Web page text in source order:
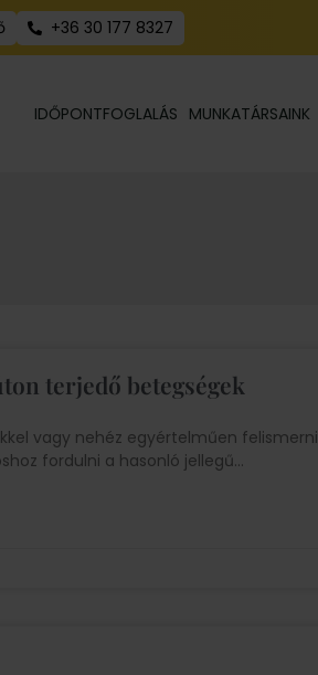
+36 30 177 8327
IDŐPONTFOGLALÁS MUNKATÁRSAINK
terjedő betegségek
vagy nehéz egyértelműen felismerni
fordulni a hasonló jellegű